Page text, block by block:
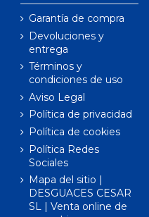
Garantía de compra
Devoluciones y
entrega
Términos y
condiciones de uso
Aviso Legal
Política de privacidad
Política de cookies
Política Redes
Sociales
Mapa del sitio |
DESGUACES CESAR
SL | Venta online de